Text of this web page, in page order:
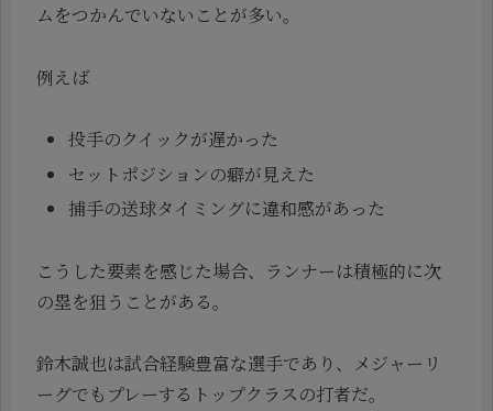
ムをつかんでいないことが多い。
例えば
投手のクイックが遅かった
セットポジションの癖が見えた
捕手の送球タイミングに違和感があった
こうした要素を感じた場合、ランナーは積極的に次
の塁を狙うことがある。
鈴木誠也は試合経験豊富な選手であり、メジャーリ
ーグでもプレーするトップクラスの打者だ。